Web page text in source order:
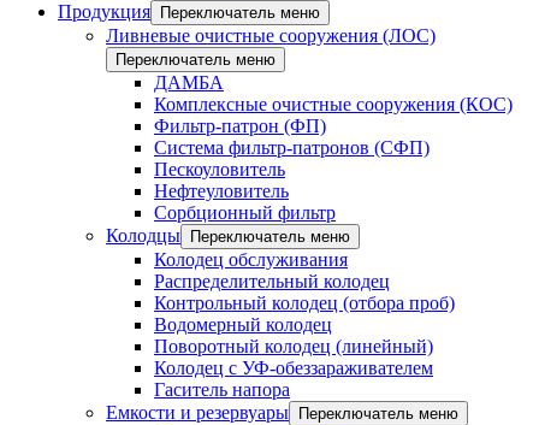
Продукция
Переключатель меню
Ливневые очистные сооружения (ЛОС)
Переключатель меню
ДАМБА
Комплексные очистные сооружения (КОС)
Фильтр-патрон (ФП)
Система фильтр-патронов (СФП)
Пескоуловитель
Нефтеуловитель
Сорбционный фильтр
Колодцы
Переключатель меню
Колодец обслуживания
Распределительный колодец
Контрольный колодец (отбора проб)
Водомерный колодец
Поворотный колодец (линейный)
Колодец с УФ-обеззараживателем
Гаситель напора
Емкости и резервуары
Переключатель меню